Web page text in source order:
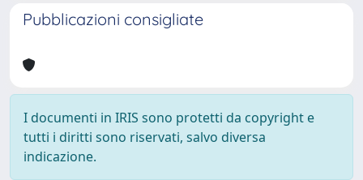
Pubblicazioni consigliate
I documenti in IRIS sono protetti da copyright e
tutti i diritti sono riservati, salvo diversa
indicazione.